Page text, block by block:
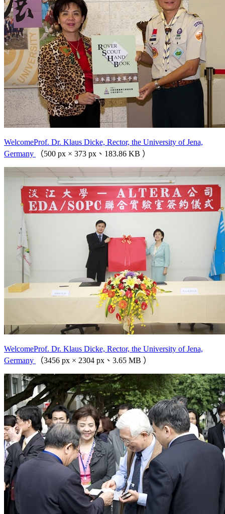
WelcomeProf. Dr. Klaus Dicke, Rector, the University of Jena,
Germany
（500 px × 373 px、183.86 KB ）
WelcomeProf. Dr. Klaus Dicke, Rector, the University of Jena,
Germany
（3456 px × 2304 px、3.65 MB ）